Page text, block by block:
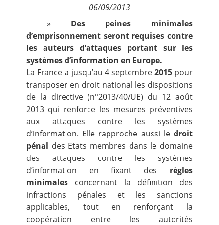
Nous suivre
06/09/2013
» Des peines minimales
d’emprisonnement seront requises contre
les auteurs d’attaques portant sur les
systèmes d’information en Europe.
La France a jusqu’au 4 septembre 2015pour
transposer en droit national les dispositions
de la directive (n°2013/40/UE) du 12 août
2013 qui renforce les mesures préventives
aux attaques contre les systèmes
d’information. Elle rapproche aussi le droit
pénal des Etats membres dans le domaine
des attaques contre les systèmes
d’information en fixant des règles
minimales concernant la définition des
infractions pénales et les sanctions
applicables, tout en renforçant la
coopération entre les autorités